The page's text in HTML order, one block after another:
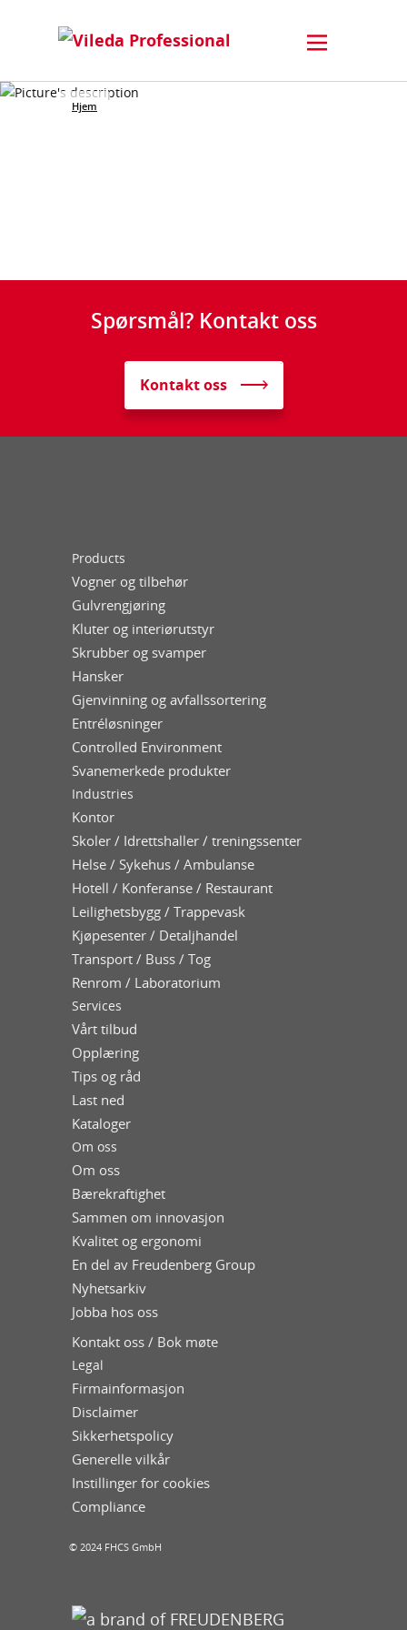
Hjem
Spørsmål? Kontakt oss
Kontakt oss
Products
Vogner og tilbehør
Gulvrengjøring
Kluter og interiørutstyr
Skrubber og svamper
Hansker
Gjenvinning og avfallssortering
Entréløsninger
Controlled Environment
Svanemerkede produkter
Industries
Kontor
Skoler / Idrettshaller / treningssenter
Helse / Sykehus / Ambulanse
Hotell / Konferanse / Restaurant
Leilighetsbygg / Trappevask
Kjøpesenter / Detaljhandel
Transport / Buss / Tog
Renrom / Laboratorium
Services
Vårt tilbud
Opplæring
Tips og råd
Last ned
Kataloger
Om oss
Om oss
Bærekraftighet
Sammen om innovasjon
Kvalitet og ergonomi
En del av Freudenberg Group
Nyhetsarkiv
Jobba hos oss
Kontakt oss / Bok møte
Legal
Firmainformasjon
Disclaimer
Sikkerhetspolicy
Generelle vilkår
Instillinger for cookies
Compliance
© 2024 FHCS GmbH